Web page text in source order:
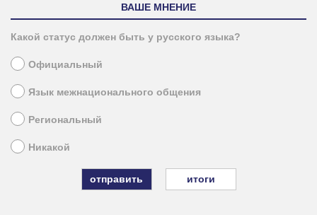
ВАШЕ МНЕНИЕ
Какой статус должен быть у русского языка?
Официальный
Язык межнационального общения
Региональный
Никакой
итоги